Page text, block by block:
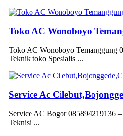
Toko AC Wonoboyo
Toko AC Wonoboyo Temanggung
Teknik toko Spesialis ...
Service Ac
Service AC Bogor 085894219136
Teknisi ...